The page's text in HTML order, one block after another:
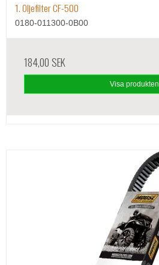
1. Oljefilter CF-500
0180-011300-0B00
184,00 SEK
Visa produkten